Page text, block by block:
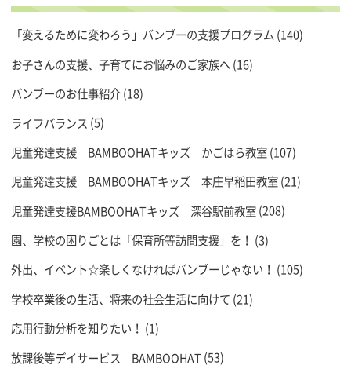
「変えるために変わろう」バンブーの支援プログラム(140)
お子さんの支援、子育てにお悩みのご家族へ(16)
バンブーのお仕事紹介(18)
ライフバランス (5)
児童発達支援 BAMBOOHATキッズ かごはら教室(107)
児童発達支援 BAMBOOHATキッズ 本庄早稲田教室(21)
児童発達支援BAMBOOHATキッズ 深谷駅前教室(208)
園、学校の困りごとは「保育所等訪問支援」を！ (3)
外出、イベント☆楽しくなければバンブーじゃない！ (105)
学校卒業後の生活、将来の社会生活に向けて (21)
応用行動分析を知りたい！ (1)
放課後等デイサービス BAMBOOHAT(53)